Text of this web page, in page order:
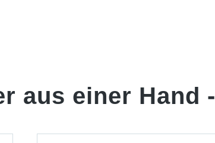
aus einer Hand -